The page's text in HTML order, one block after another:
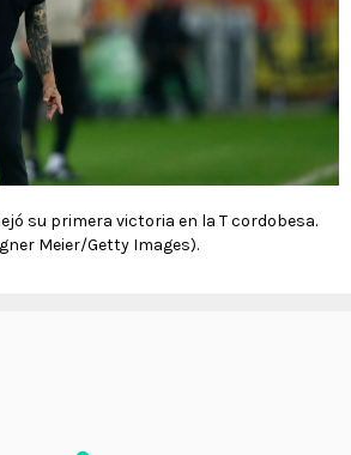
su primera victoria en la T cordobesa.
Meier/Getty Images).